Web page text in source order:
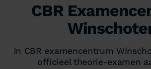
CBR
In CBR examencentrum
officieel theorie-examen